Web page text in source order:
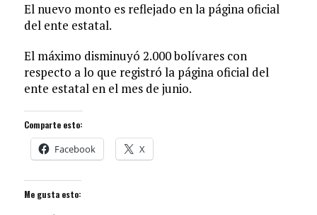
El nuevo monto es reflejado en la página oficial
del ente estatal.
El máximo disminuyó 2.000 bolívares con
respecto a lo que registró la página oficial del
ente estatal en el mes de junio.
Comparte esto:
Facebook X
Me gusta esto: